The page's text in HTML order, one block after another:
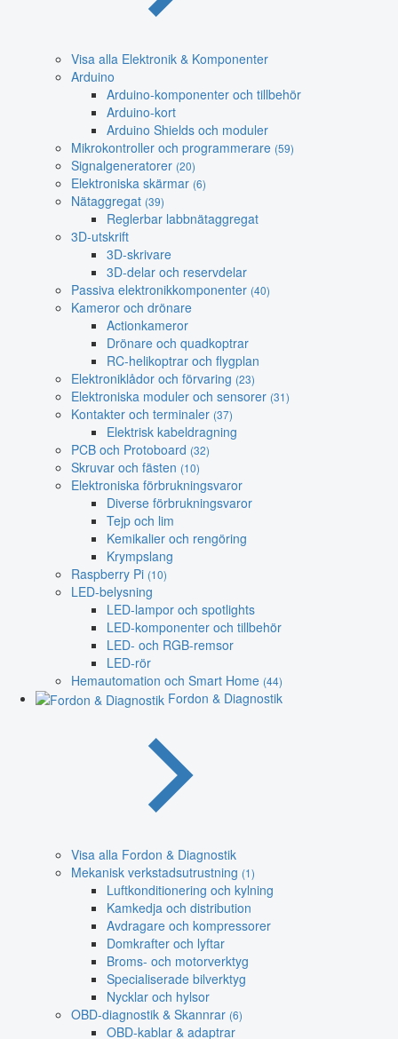
Visa alla Elektronik & Komponenter
Arduino
Arduino-komponenter och tillbehör
Arduino-kort
Arduino Shields och moduler
Mikrokontroller och programmerare (59)
Signalgeneratorer (20)
Elektroniska skärmar (6)
Nätaggregat (39)
Reglerbar labbnätaggregat
3D-utskrift
3D-skrivare
3D-delar och reservdelar
Passiva elektronikkomponenter (40)
Kameror och drönare
Actionkameror
Drönare och quadkoptrar
RC-helikoptrar och flygplan
Elektroniklådor och förvaring (23)
Elektroniska moduler och sensorer (31)
Kontakter och terminaler (37)
Elektrisk kabeldragning
PCB och Protoboard (32)
Skruvar och fästen (10)
Elektroniska förbrukningsvaror
Diverse förbrukningsvaror
Tejp och lim
Kemikalier och rengöring
Krympslang
Raspberry Pi (10)
LED-belysning
LED-lampor och spotlights
LED-komponenter och tillbehör
LED- och RGB-remsor
LED-rör
Hemautomation och Smart Home (44)
Fordon & Diagnostik
Visa alla Fordon & Diagnostik
Mekanisk verkstadsutrustning (1)
Luftkonditionering och kylning
Kamkedja och distribution
Avdragare och kompressorer
Domkrafter och lyftar
Broms- och motorverktyg
Specialiserade bilverktyg
Nycklar och hylsor
OBD-diagnostik & Skannrar (6)
OBD-kablar & adaptrar